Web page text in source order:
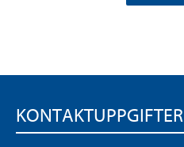
KONTAKTUPPGIFTER